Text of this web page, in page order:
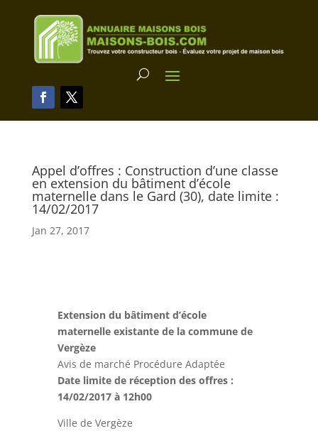
Appel d’offres : Construction d’une classe
en extension du bâtiment d’école
maternelle dans le Gard (30), date limite :
14/02/2017
Jan 27, 2017
Extension du bâtiment d’école
maternelle existante de la commune de
Vergèze
Avis de marché Procédure Adaptée
Date limite de réception des offres :
14/02/2017 à 12h00
Ville de Vergèze